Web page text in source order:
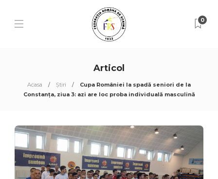
0
Articol
Acasa Știri
Cupa României la spadă seniori de la
Constanța, ziua 3: azi are loc proba individuală masculină